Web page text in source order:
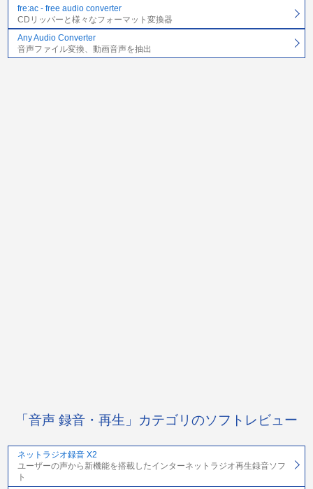
fre:ac - free audio converter
CDリッパーと様々なフォーマット変換器
Any Audio Converter
音声ファイル変換、動画音声を抽出
「音声 録音・再生」カテゴリのソフトレビュー
ネットラジオ録音 X2
ユーザーの声から新機能を搭載したインターネットラジオ再生録音ソフ
ト